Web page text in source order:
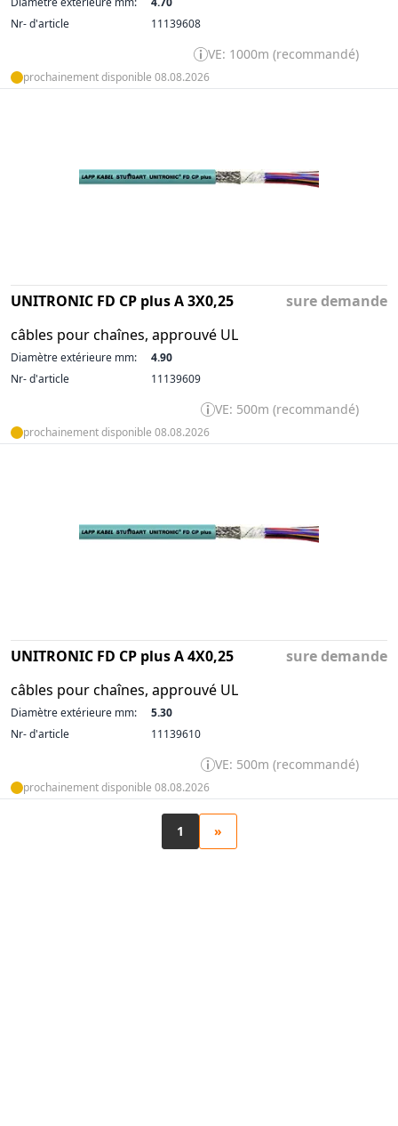
Nr- d'article
11139608
VE: 1000m (recommandé)
prochainement disponible 08.08.2026
UNITRONIC FD CP plus A 3X0,25
câbles pour chaînes, approuvé UL
sure demande
Diamètre extérieure mm:
4.90
Nr- d'article
11139609
VE: 500m (recommandé)
prochainement disponible 08.08.2026
UNITRONIC FD CP plus A 4X0,25
câbles pour chaînes, approuvé UL
sure demande
Diamètre extérieure mm:
5.30
Nr- d'article
11139610
VE: 500m (recommandé)
prochainement disponible 08.08.2026
1 »